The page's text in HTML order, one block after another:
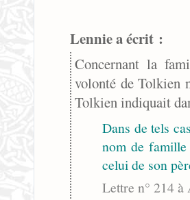
Lennie a écrit :
Concernant la
volonté de Tolkien
Tolkien indiquait
Dans de tels
nom de
celui de son
Lettre n° 214